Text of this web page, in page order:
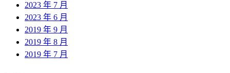
2023 年 7 月
2023 年 6 月
2019 年 9 月
2019 年 8 月
2019 年 7 月